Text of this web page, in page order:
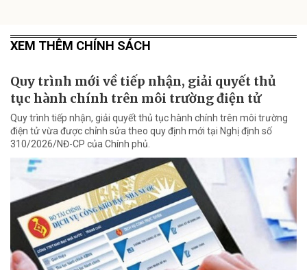
XEM THÊM CHÍNH SÁCH
Quy trình mới về tiếp nhận, giải quyết thủ
tục hành chính trên môi trường điện tử
Quy trình tiếp nhận, giải quyết thủ tục hành chính trên môi trường
điện tử vừa được chỉnh sửa theo quy định mới tại Nghị định số
310/2026/NĐ-CP của Chính phủ.